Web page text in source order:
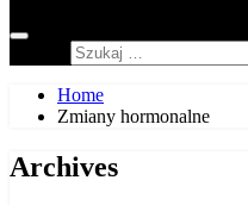
Home
Zmiany hormonalne
Archives